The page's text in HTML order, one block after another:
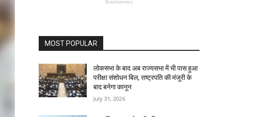
MOST POPULAR
लोकसभा के बाद अब राज्यसभा में भी पास हुआ
परीक्षा संशोधन बिल, राष्ट्रपति की मंजूरी के
बाद बनेगा कानून
July 31, 2026